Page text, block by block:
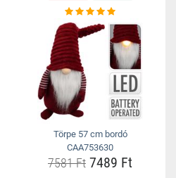
Törpe 57 cm bordó
CAA753630
7581 Ft 7489 Ft